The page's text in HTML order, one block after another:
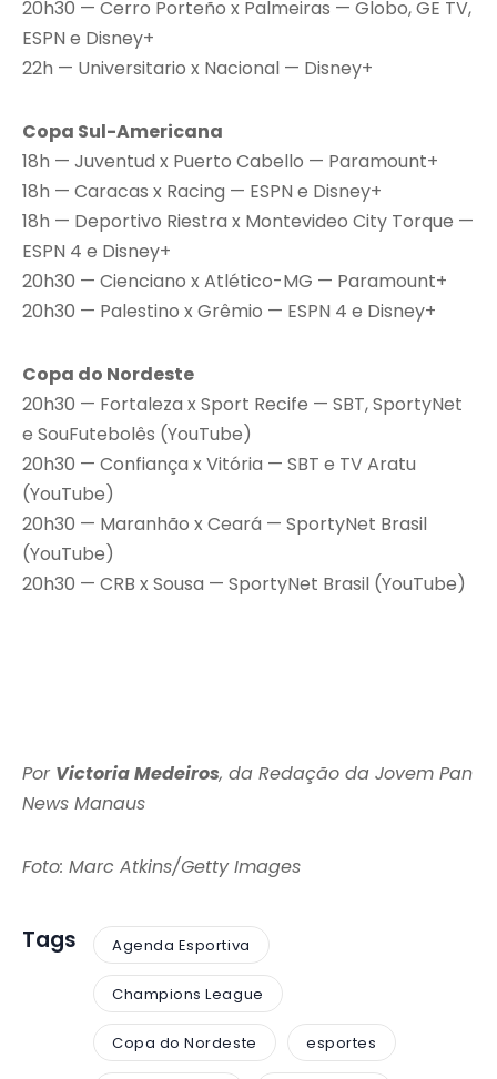
20h30 — Cerro Porteño x Palmeiras — Globo, GE TV,
ESPN e Disney+
22h — Universitario x Nacional — Disney+
Copa Sul-Americana
18h — Juventud x Puerto Cabello — Paramount+
18h — Caracas x Racing — ESPN e Disney+
18h — Deportivo Riestra x Montevideo City Torque —
ESPN 4 e Disney+
20h30 — Cienciano x Atlético-MG — Paramount+
20h30 — Palestino x Grêmio — ESPN 4 e Disney+
Copa do Nordeste
20h30 — Fortaleza x Sport Recife — SBT, SportyNet
e SouFutebolês (YouTube)
20h30 — Confiança x Vitória — SBT e TV Aratu
(YouTube)
20h30 — Maranhão x Ceará — SportyNet Brasil
(YouTube)
20h30 — CRB x Sousa — SportyNet Brasil (YouTube)
Por Victoria Medeiros, da Redação da Jovem Pan
News Manaus
Foto: Marc Atkins/Getty Images
Tags Agenda Esportiva
Champions League
Copa do Nordeste esportes